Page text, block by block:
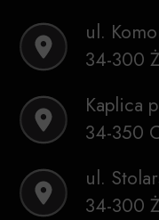
ul.
34-300
Kaplica
34-350
ul.
34-300